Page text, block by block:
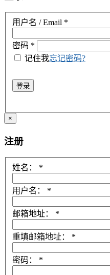
用户名 / Email *
密码 *
记住我忘记密码?
登录
×
注册
姓名： *
用户名： *
邮箱地址： *
重填邮箱地址： *
密码： *